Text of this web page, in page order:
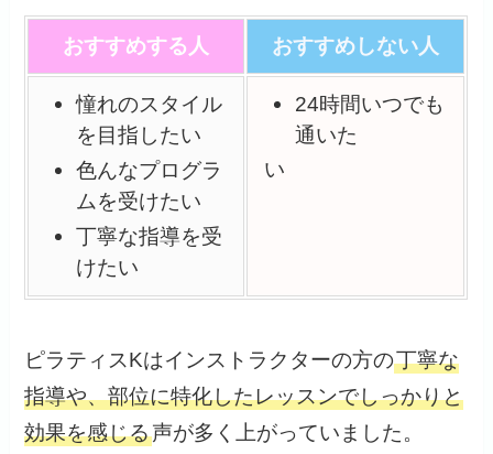
おすすめする人 おすすめしない人
憧れのスタイル
を目指したい
色んなプログラ
ムを受けたい
丁寧な指導を受
けたい
24時間いつでも
通いた
い
ピラティスKはインストラクターの方の丁寧な
指導や、部位に特化したレッスンでしっかりと
効果を感じる声が多く上がっていました。